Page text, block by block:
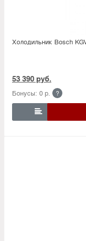
Холодильник Bosсh
53 390 руб.
Бонусы: 0 р. ?
